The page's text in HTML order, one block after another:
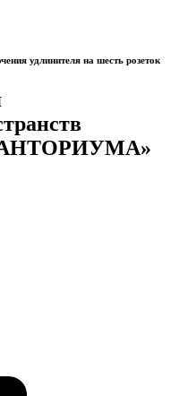
удлинителя на шесть розеток